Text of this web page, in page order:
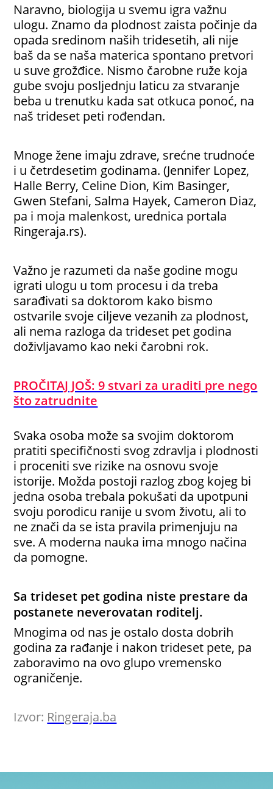
Naravno, biologija u svemu igra važnu
ulogu. Znamo da plodnost zaista počinje da
opada sredinom naših tridesetih, ali nije
baš da se naša materica spontano pretvori
u suve grožđice. Nismo čarobne ruže koja
gube svoju posljednju laticu za stvaranje
beba u trenutku kada sat otkuca ponoć, na
naš trideset peti rođendan.
Mnoge žene imaju zdrave, srećne trudnoće
i u četrdesetim godinama. (Jennifer Lopez,
Halle Berry, Celine Dion, Kim Basinger,
Gwen Stefani, Salma Hayek, Cameron Diaz,
pa i moja malenkost, urednica portala
Ringeraja.rs).
Važno je razumeti da naše godine mogu
igrati ulogu u tom procesu i da treba
sarađivati sa doktorom kako bismo
ostvarile svoje ciljeve vezanih za plodnost,
ali nema razloga da trideset pet godina
doživljavamo kao neki čarobni rok.
PROČITAJ JOŠ: 9 stvari za uraditi pre nego
što zatrudnite
Svaka osoba može sa svojim doktorom
pratiti specifičnosti svog zdravlja i plodnosti
i proceniti sve rizike na osnovu svoje
istorije. Možda postoji razlog zbog kojeg bi
jedna osoba trebala pokušati da upotpuni
svoju porodicu ranije u svom životu, ali to
ne znači da se ista pravila primenjuju na
sve. A moderna nauka ima mnogo načina
da pomogne.
Sa trideset pet godina niste prestare da
postanete neverovatan roditelj.
Mnogima od nas je ostalo dosta dobrih
godina za rađanje i nakon trideset pete, pa
zaboravimo na ovo glupo vremensko
ograničenje.
Izvor: Ringeraja.ba